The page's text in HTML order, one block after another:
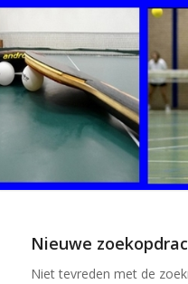
Nieuwe
Niet tevreden met de